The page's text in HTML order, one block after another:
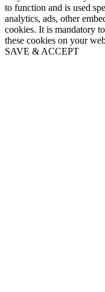
to function and is used
analytics, ads, other
cookies. It is mandatory
these cookies on your
SAVE & ACCEPT